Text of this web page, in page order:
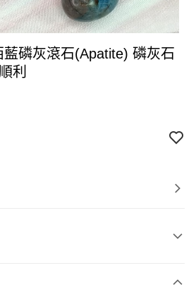
藍磷灰滾石(Apatite) 磷灰石
利